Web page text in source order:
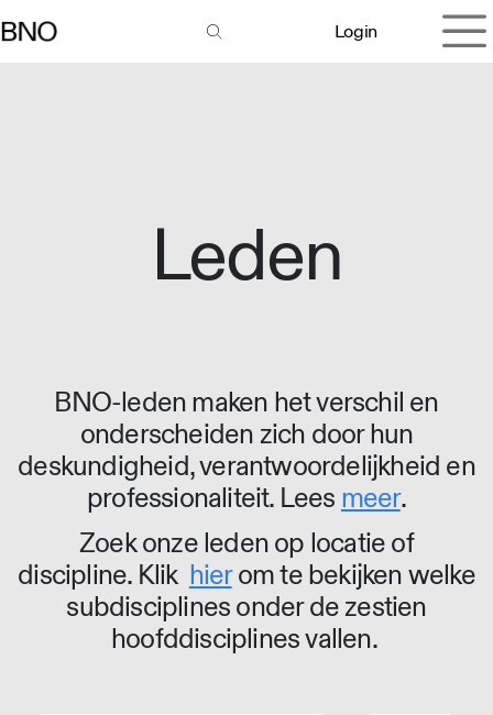
Login
Leden
BNO-leden maken het verschil en
onderscheiden zich door hun
deskundigheid, verantwoordelijkheid en
professionaliteit. Lees meer.
Zoek onze leden op locatie of
discipline. Klik hierom te bekijken welke
subdisciplines onder de zestien
hoofddisciplines vallen.